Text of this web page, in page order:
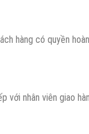
hàng có quyền
với nhân viên giao